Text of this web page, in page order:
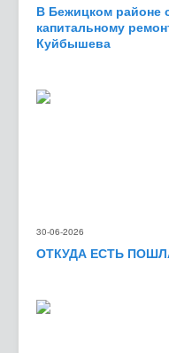
В Бежицком районе
капитальному
Куйбышева
30-06-2026
ОТКУДА ЕСТЬ